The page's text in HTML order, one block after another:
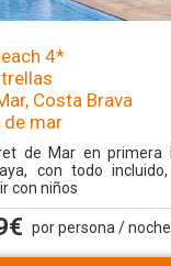
4*
Costa Brava
de mar
de Mar en primera
con todo
con niños
por persona / noche